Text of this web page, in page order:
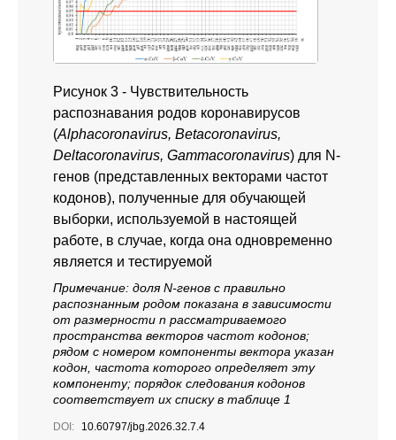
Рисунок 3 - Чувствительность
распознавания родов коронавирусов
(Alphacoronavirus, Betacoronavirus,
Deltacoronavirus, Gammacoronavirus) для N-
генов (представленных векторами частот
кодонов), полученные для обучающей
выборки, используемой в настоящей
работе, в случае, когда она одновременно
является и тестируемой
Примечание: доля N-генов с правильно
распознанным родом показана в зависимости
от размерности n рассматриваемого
пространства векторов частот кодонов;
рядом с номером компоненты вектора указан
кодон, частота которого определяет эту
компоненту; порядок следования кодонов
соответствует их списку в таблице 1
DOI: 10.60797/jbg.2026.32.7.4